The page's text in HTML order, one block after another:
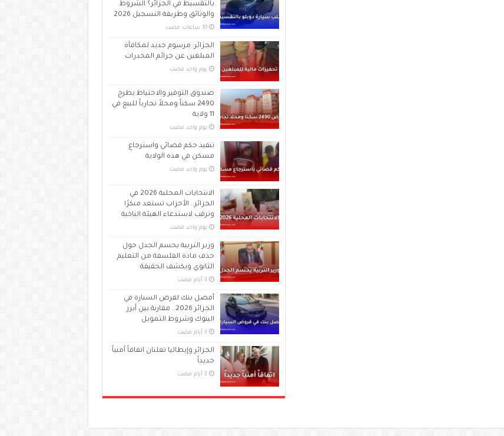
بالتقسيط في الجزائر؟ الشروط
والوثائق وطريقة التسجيل 2026
‏10 ساعات مضت
الجزائر: مرسوم جديد لمكافأة
المبلغين عن جرائم المخدرات
‏يوم واحد مضت
صندوق التوفير والاحتياط يطرح
2490 سكناً ومحلاً تجارياً للبيع في
11 ولاية
‏يوم واحد مضت
تنفيذ حكم قضائي واسترجاع
مسكن في هذه الولاية
‏يوم واحد مضت
الانتخابات المحلية 2026 في
الجزائر.. الأحزاب تستعد مبكرًا
وترقب لاستدعاء الهيئة الناخبة
‏يوم واحد مضت
وزير التربية يحسم الجدل حول
حذف مادة الفلسفة من التعليم
الثانوي ويكشف الحقيقة
أفضل بنك لقرض السيارة في
الجزائر 2026.. مقارنة بين أبرز
البنوك وشروط التمويل
الجزائر وإيطاليا تعلنان اتفاقاً أمنياً
جديداً